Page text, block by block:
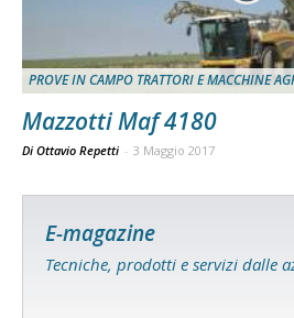
PROVE IN CAMPO TRATTORI E MACCHINE
Mazzotti Maf 4180
Di Ottavio Repetti - 3 Maggio 2017
E-magazine
Tecniche, prodotti e servizi dalle